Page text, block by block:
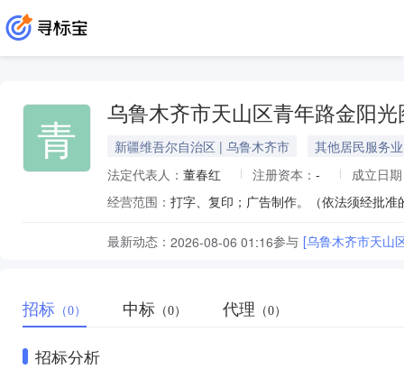
青 乌鲁木齐市天山区青年路金阳
新疆维吾尔自治区 | 乌鲁木齐市
其他居民服务业
法定代表人： 董春红 注册资本： -
成立日
经营范围： 打字、复印；广告制作。（依法须经批
最新动态： 2026-08-06 01:16参与 [乌鲁木齐市天山
招标 （0） 中标 （0） 代理 （0）
招标分析